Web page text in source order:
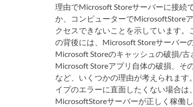
理由でMicrosoft Storeサーバーに接続
か、コンピューターでMicrosoftStore
クセスできないことを示しています。
の背後には、Microsoft Storeサーバーの
Microsoft Storeのキャッシュの破損/古
Microsoft Storeアプリ自体の破損、そ
など、いくつかの理由が考えられます
イプのエラーに直面したくない場合は、
MicrosoftStoreサーバーが正しく稼働